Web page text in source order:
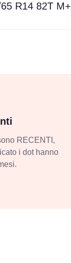
R14 82T
RECENTI,
i dot hanno